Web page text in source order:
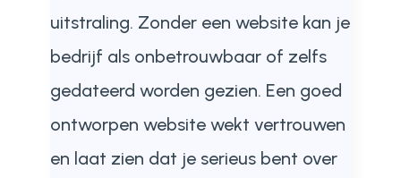
uitstraling. Zonder een website kan je
bedrijf als onbetrouwbaar of zelfs
gedateerd worden gezien. Een goed
ontworpen website wekt vertrouwen
en laat zien dat je serieus bent over